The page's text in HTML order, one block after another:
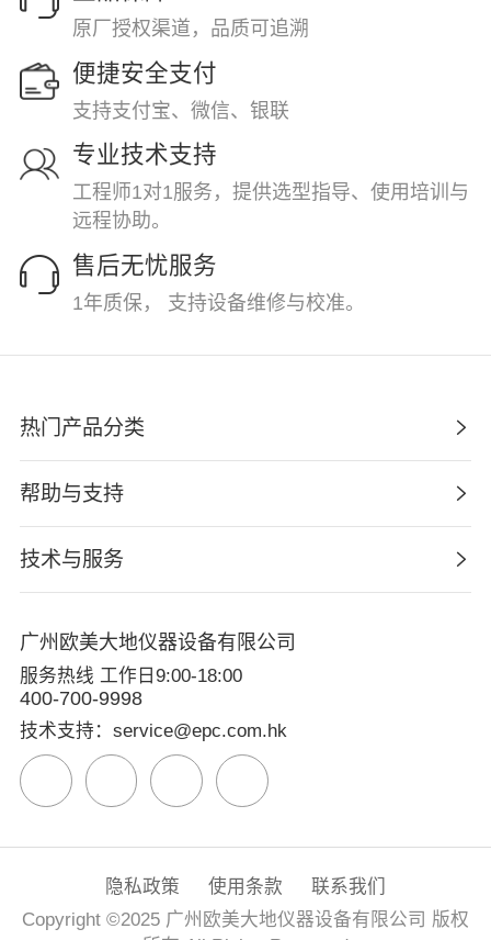
原厂授权渠道，品质可追溯
便捷安全支付
支持支付宝、微信、银联
专业技术支持
工程师1对1服务，提供选型指导、使用培训与
远程协助。
售后无忧服务
1年质保， 支持设备维修与校准。
热门产品分类
帮助与支持
技术与服务
广州欧美大地仪器设备有限公司
服务热线 工作日9:00-18:00
400-700-9998
技术支持：service@epc.com.hk
隐私政策 使用条款
联系我们
Copyright ©2025 广州欧美大地仪器设备有限公司 版权